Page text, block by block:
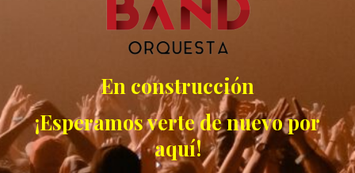
En construcción
¡Esperamos verte de nuevo por
aquí!